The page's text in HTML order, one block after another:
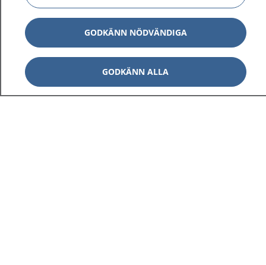
GODKÄNN NÖDVÄNDIGA
GODKÄNN ALLA